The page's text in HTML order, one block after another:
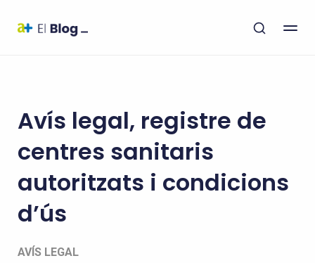
Avís legal, registre de
centres sanitaris
autoritzats i condicions
d’ús
AVÍS LEGAL